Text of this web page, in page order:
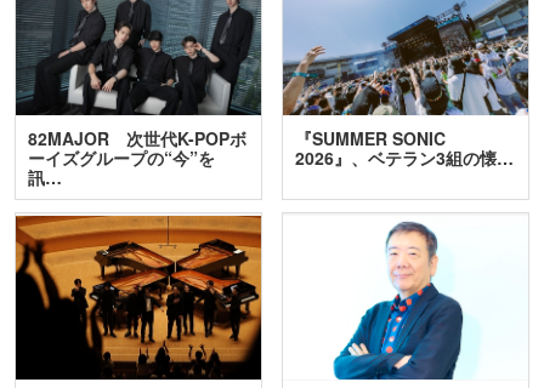
82MAJOR 次世代K-POPボ
ーイズグループの“今”を
訊…
『SUMMER SONIC
2026』、ベテラン3組の懐…